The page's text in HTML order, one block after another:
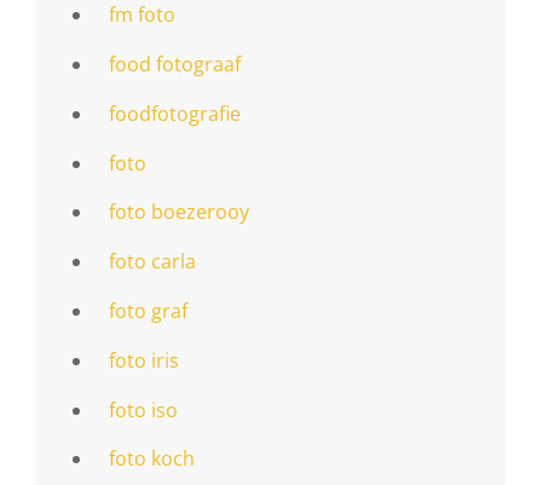
fm foto
food fotograaf
foodfotografie
foto
foto boezerooy
foto carla
foto graf
foto iris
foto iso
foto koch